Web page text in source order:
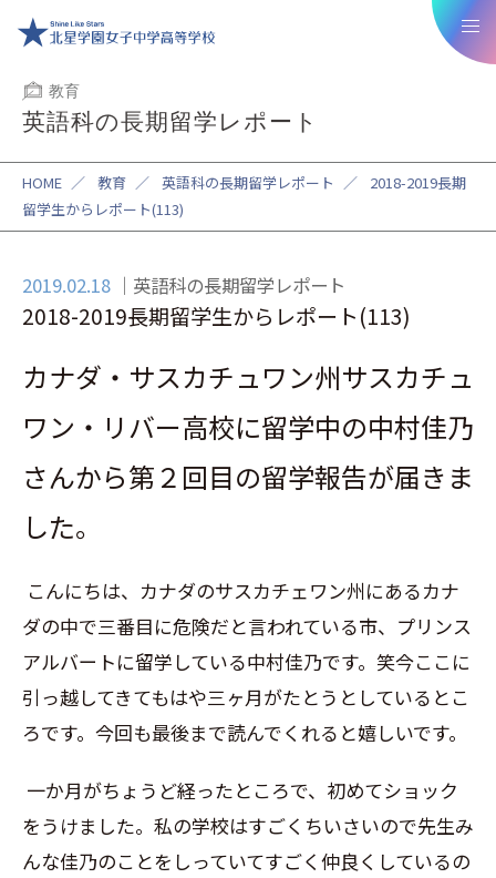
教育
英語科の長期留学レポート
HOME ／ 教育 ／ 英語科の長期留学レポート ／
2018-2019長期
留学生からレポート(113)
2019.02.18 英語科の長期留学レポート
2018-2019長期留学生からレポート(113)
カナダ・サスカチュワン州サスカチュ
ワン・リバー高校に留学中の中村佳乃
さんから第２回目の留学報告が届きま
した。
こんにちは、カナダのサスカチェワン州にあるカナ
ダの中で三番目に危険だと言われている市、プリンス
アルバートに留学している中村佳乃です。笑今ここに
引っ越してきてもはや三ヶ月がたとうとしているとこ
ろです。今回も最後まで読んでくれると嬉しいです。
一か月がちょうど経ったところで、初めてショック
をうけました。私の学校はすごくちいさいので先生み
んな佳乃のことをしっていてすごく仲良くしているの